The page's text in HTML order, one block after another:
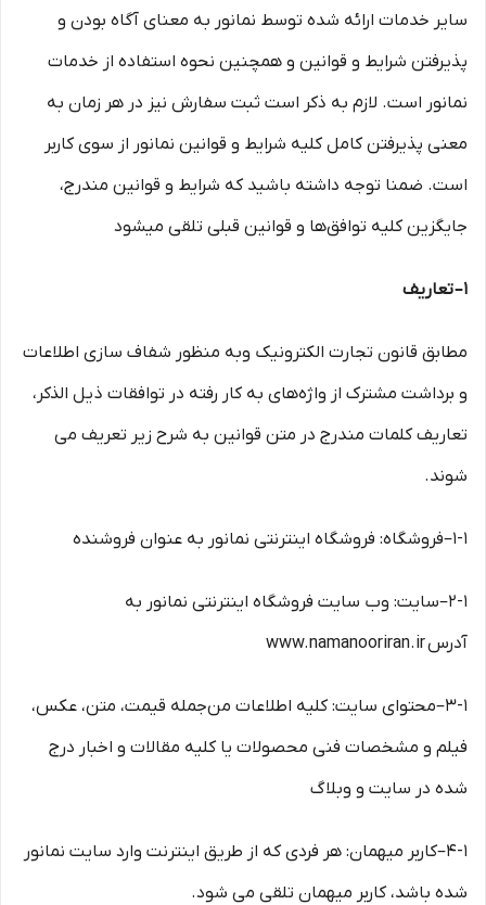
سایر خدمات ارائه شده توسط نمانور به معنای آگاه بودن و
پذیرفتن شرایط و قوانین و همچنین نحوه استفاده از خدمات
نمانور است. لازم به ذکر است ثبت سفارش نیز در هر زمان به
معنی پذیرفتن کامل کلیه شرایط و قوانین نمانور از سوی کاربر
است. ضمنا توجه داشته باشید که شرایط و قوانین مندرج،
جایگزین کلیه توافق‏‌ها و قوانین قبلی تلقی میشود
۱– تعاریف
مطابق قانون تجارت الکترونیک وبه منظور شفاف سازی اطلاعات
و برداشت مشترک از واژه‌های به کار رفته در توافقات ذیل الذکر،
تعاریف کلمات مندرج در متن قوانین به شرح زیر تعریف می
شوند.
۱-۱–فروشگاه: فروشگاه اینترنتی نمانور به عنوان فروشنده
۲-۱–سایت: وب سایت فروشگاه اینترنتی نمانور به
آدرس www.namanooriran.ir
۳-۱–محتوای سایت: کلیه اطلاعات من‌جمله قیمت، متن، عکس،
فیلم و مشخصات فنی محصولات یا کلیه مقالات و اخبار درج
شده در سایت و وبلاگ
۴-۱–کاربر میهمان: هر فردی که از طریق اینترنت وارد سایت نمانور
شده باشد، کاربر میهمان تلقی می شود.